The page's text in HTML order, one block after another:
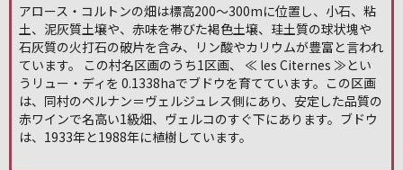
アロース・コルトンの畑は標高200～300mに位置し、小石、粘
土、泥灰質土壌や、赤味を帯びた褐色土壌、珪土質の球状塊や
石灰質の火打石の破片を含み、リン酸やカリウムが豊富と言われ
ています。 この村名区画のうち1区画、 ≪ les Citernes ≫とい
うリュー・ディを 0.1338haでブドウを育てています。この区画
は、同村のペルナン＝ヴェルジュレス側にあり、安定した品質の
赤ワインで名高い1級畑、ヴェルコのすぐ下にあります。ブドウ
は、1933年と1988年に植樹しています。